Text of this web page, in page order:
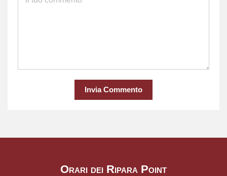
Invia Commento
Orari dei Ripara Point